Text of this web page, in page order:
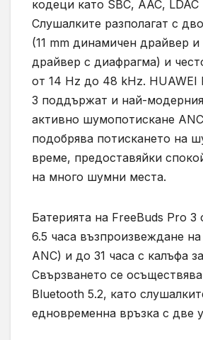
кодеци като SBC, AAC, LDAC
Слушалките разполагат с
(11 mm динамичен драйвер и
драйвер с диафрагма) и
от 14 Hz до 48 kHz. HUAWEI
3 поддържат и най-
активно шумопотискане
подобрява потискането на
време, предоставяйки
на много шумни места.
Батерията на FreeBuds Pro 3
6.5 часа възпроизвеждане
ANC) и до 31 часа с калъфа
Свързването се
Bluetooth 5.2, като
едновременна връзка с две